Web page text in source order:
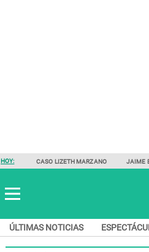
HOY: CASO LIZETH MARZANO JAIME
ÚLTIMAS NOTICIAS